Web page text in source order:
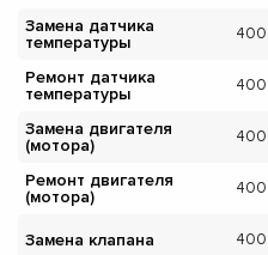
Замена датчика
температуры
400
Ремонт датчика
температуры
400
Замена двигателя
(мотора)
400
Ремонт двигателя
(мотора)
400
Замена клапана 400